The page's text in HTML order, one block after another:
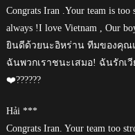
Congrats Iran .Your team is
always !I love Vietnam , Our
ยินดีด้วยนะอิหร่าน ทีมของคุณ
ฉันพวกเราชนะเสมอ! ฉันรักเ
❤️??????
Hải ***
Congrats Iran. Your team too